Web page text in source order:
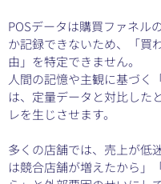
POSデータは購買ファネル
か記録できないため、「買
由」を特定できません。
人間の記憶や主観に基づく
は、定量データと対比した
レを生じさせます。
多くの店舗では、売上が低
は競合店舗が増えたから」